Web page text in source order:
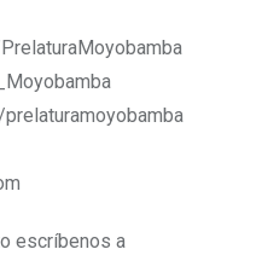
escríbenos a